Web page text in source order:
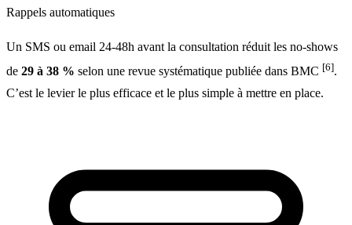
Rappels automatiques
Un SMS ou email 24-48h avant la consultation réduit les no-shows
de 29 à 38 % selon une revue systématique publiée dans BMC [6].
C’est le levier le plus efficace et le plus simple à mettre en place.